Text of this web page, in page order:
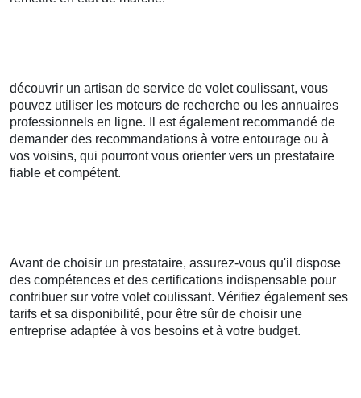
découvrir un artisan de service de volet coulissant, vous
pouvez utiliser les moteurs de recherche ou les annuaires
professionnels en ligne. Il est également recommandé de
demander des recommandations à votre entourage ou à
vos voisins, qui pourront vous orienter vers un prestataire
fiable et compétent.
Avant de choisir un prestataire, assurez-vous qu'il dispose
des compétences et des certifications indispensable pour
contribuer sur votre volet coulissant. Vérifiez également ses
tarifs et sa disponibilité, pour être sûr de choisir une
entreprise adaptée à vos besoins et à votre budget.